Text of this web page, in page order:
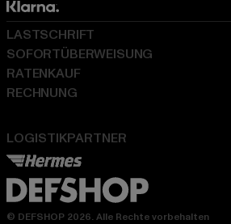
LOGISTIKPARTNER
LASTSCHRIFT
SOFORTÜBERWEISUNG
RATENKAUF
RECHNUNG
© DEFSHOP 2026. Alle Rechte vorbehalten